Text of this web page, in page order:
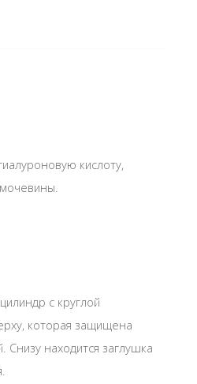
кислоту,
с круглой
которая защищена
Снизу находится заглушка